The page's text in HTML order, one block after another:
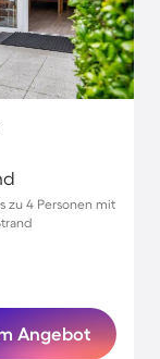
zu 4 Personen mit
Angebot